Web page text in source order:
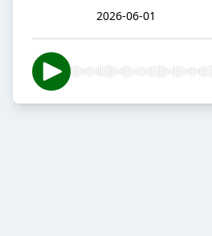
2026-06-01